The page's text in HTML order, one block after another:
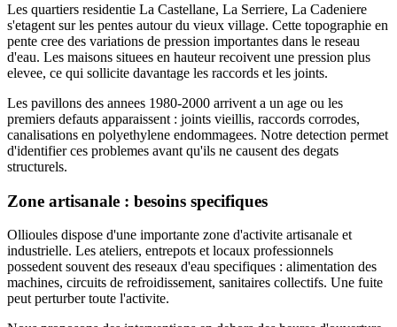
Les quartiers residentie La Castellane, La Serriere, La Cadeniere
s'etagent sur les pentes autour du vieux village. Cette topographie en
pente cree des variations de pression importantes dans le reseau
d'eau. Les maisons situees en hauteur recoivent une pression plus
elevee, ce qui sollicite davantage les raccords et les joints.
Les pavillons des annees 1980-2000 arrivent a un age ou les
premiers defauts apparaissent : joints vieillis, raccords corrodes,
canalisations en polyethylene endommagees. Notre detection permet
d'identifier ces problemes avant qu'ils ne causent des degats
structurels.
Zone artisanale : besoins specifiques
Ollioules dispose d'une importante zone d'activite artisanale et
industrielle. Les ateliers, entrepots et locaux professionnels
possedent souvent des reseaux d'eau specifiques : alimentation des
machines, circuits de refroidissement, sanitaires collectifs. Une fuite
peut perturber toute l'activite.